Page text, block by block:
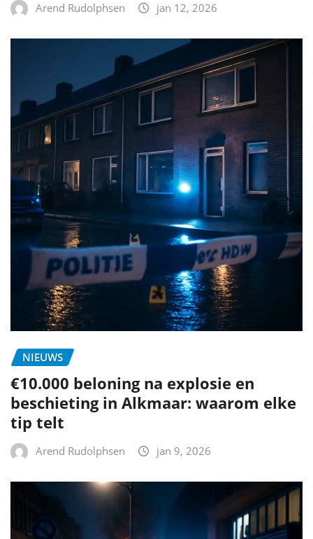
Arend Rudolphsen jan 12, 2026
NIEUWS
€10.000 beloning na explosie en
beschieting in Alkmaar: waarom elke
tip telt
Arend Rudolphsen jan 9, 2026